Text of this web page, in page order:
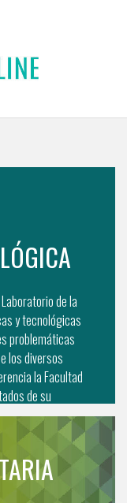
de la
y tecnológicas
problemáticas
los diversos
la Facultad
de su